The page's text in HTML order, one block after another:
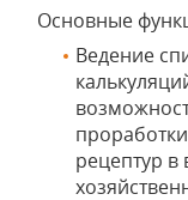
Основные
Ведение
рецептур